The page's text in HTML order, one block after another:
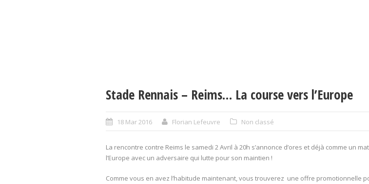
Stade Rennais – Reims… La course vers l’Europe
18 Mar 2016 Florian Lefeuvre Non classé
La rencontre contre Reims le samedi 2 Avril à 20h s’annonce d’ores et déjà comme un
l’Europe avec un adversaire qui lutte pour son maintien !
Comme vous en avez l’habitude maintenant, vous trouverez une offre promotionnelle